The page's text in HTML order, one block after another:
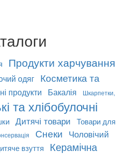
Продукти харчування
одяг Косметика та
продукти Бакалія
Шкарпетки,
та хлібобулочні
Дитячі товари
Товари для
Снеки Чоловічий
взуття
Керамічна